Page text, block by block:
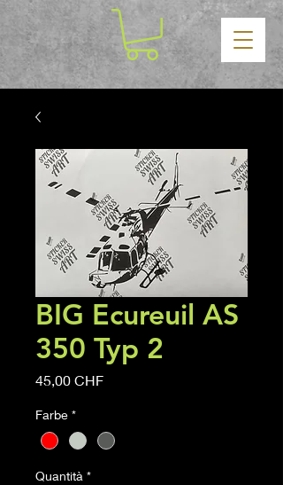
BIG Ecureuil AS
350 Typ 2
45,00 CHFPrezzo
Farbe *
Quantità *